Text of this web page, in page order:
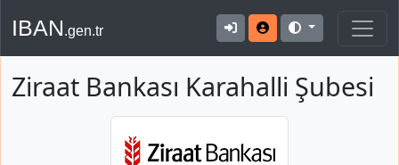
IBAN.gen.tr
Ziraat Bankası Karahalli Şubesi